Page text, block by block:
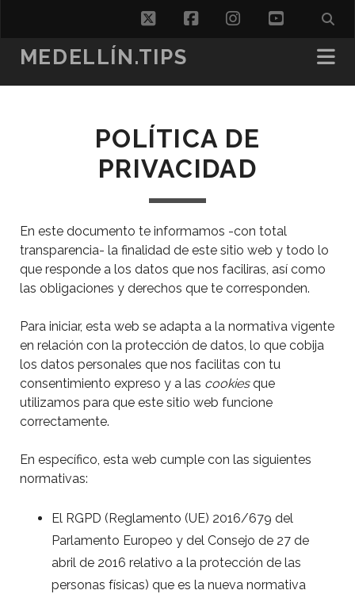
twitterfacebookinstagramyoutube
MEDELLÍN.TIPS
POLÍTICA DE
PRIVACIDAD
En este documento te informamos -con total
transparencia- la finalidad de este sitio web y todo lo
que responde a los datos que nos faciliras, así como
las obligaciones y derechos que te corresponden.
Para iniciar, esta web se adapta a la normativa vigente
en relación con la protección de datos, lo que cobija
los datos personales que nos facilitas con tu
consentimiento expreso y a las cookiesque
utilizamos para que este sitio web funcione
correctamente.
En específico, esta web cumple con las siguientes
normativas:
El RGPD (Reglamento (UE) 2016/679 del
Parlamento Europeo y del Consejo de 27 de
abril de 2016 relativo a la protección de las
personas físicas) que es la nueva normativa